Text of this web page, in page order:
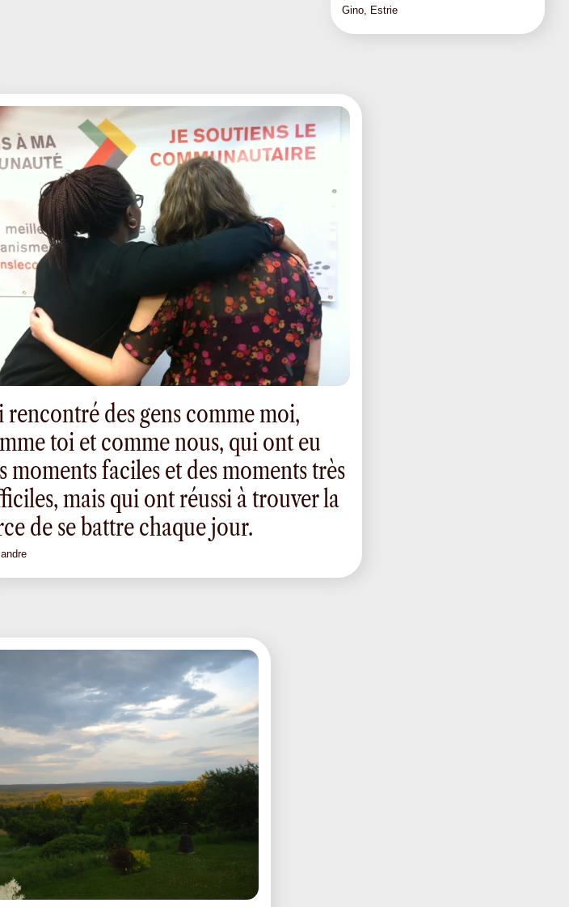
Gino, Estrie
rencontré des gens comme moi,
toi et comme nous, qui ont eu
moments faciles et des moments très
mais qui ont réussi à trouver la
de se battre chaque jour.